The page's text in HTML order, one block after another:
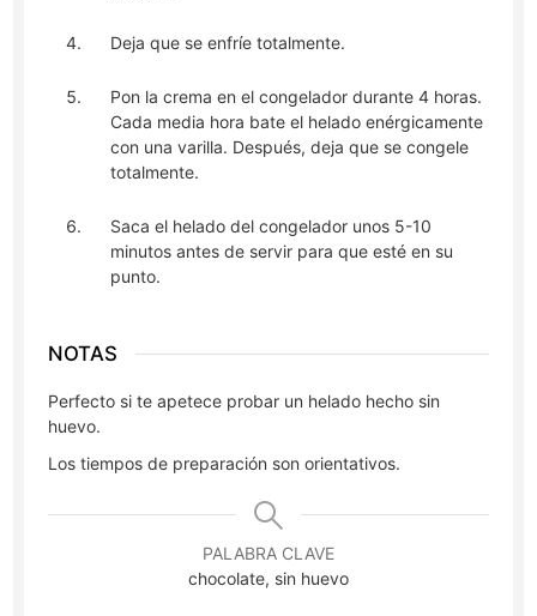
Deja que se enfríe totalmente.
Pon la crema en el congelador durante 4 horas.
Cada media hora bate el helado enérgicamente
con una varilla. Después, deja que se congele
totalmente.
Saca el helado del congelador unos 5-10
minutos antes de servir para que esté en su
punto.
NOTAS
Perfecto si te apetece probar un helado hecho sin
huevo.
Los tiempos de preparación son orientativos.
PALABRA CLAVE
chocolate, sin huevo